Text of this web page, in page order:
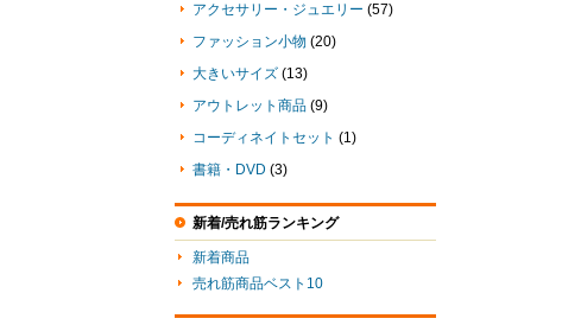
アクセサリー・ジュエリー (57)
ファッション小物 (20)
大きいサイズ (13)
アウトレット商品 (9)
コーディネイトセット (1)
書籍・DVD (3)
新着/売れ筋ランキング
新着商品
売れ筋商品ベスト10